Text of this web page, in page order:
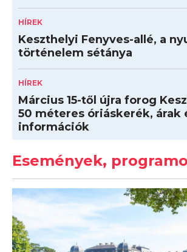
HÍREK
Keszthelyi Fenyves-allé, a
történelem sétánya
HÍREK
Március 15-től újra forog
50 méteres óriáskerék, árak
információk
Események,